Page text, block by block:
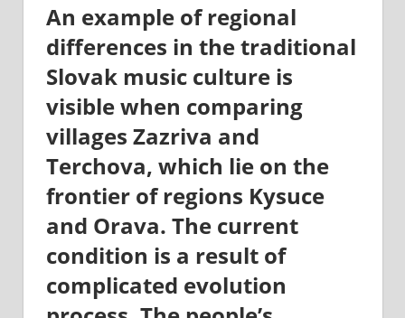
slovenskej
ľudovej
hudobnej
kultúry
na
príklade
sláčikových
združení
Zázrivá
a
An example of regional
differences in the traditional
Slovak music culture is
visible when comparing
villages Zazriva and
Terchova, which lie on the
frontier of regions Kysuce
and Orava. The current
condition is a result of
complicated evolution